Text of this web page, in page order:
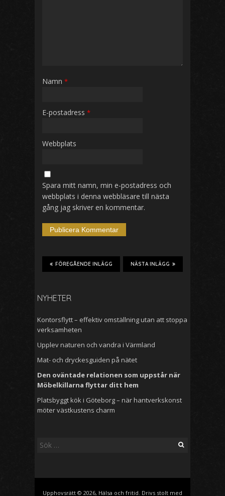
Namn *
E-postadress *
Webbplats
Spara mitt namn, min e-postadress och
webbplats i denna webbläsare till nästa
gång jag skriver en kommentar.
NÄSTA INLÄGG
FÖREGÅENDE INLÄGG
NYHETER
Kontorsflytt – effektiv omställning utan att stoppa
verksamheten
Upplev naturen och vandra i Värmland
Mat- och dryckesguiden på nätet
Den oväntade relationen som uppstår när
Möbelkillarna flyttar ditt hem
Platsbyggt kök i Göteborg – när hantverkskonst
möter västkustens charm
Sök
Upphovsrätt © 2026, Hälsa och fritid. Drivs stolt med